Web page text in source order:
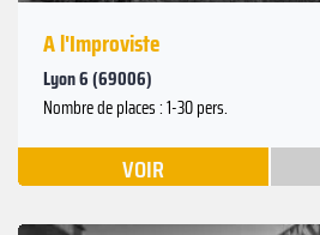
A l'Improviste
Lyon 6 (69006)
Nombre de places : 1-30 pers.
VOIR